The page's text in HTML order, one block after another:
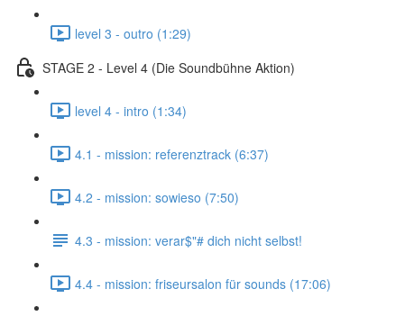
level 3 - outro (1:29)
STAGE 2 - Level 4 (Die Soundbühne Aktion)
level 4 - intro (1:34)
4.1 - mission: referenztrack (6:37)
4.2 - mission: sowieso (7:50)
4.3 - mission: verar$"# dich nicht selbst!
4.4 - mission: friseursalon für sounds (17:06)